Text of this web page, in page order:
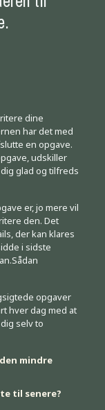
dine
har det med
en opgave.
udskiller
glad og tilfreds
er, jo mere vil
den. Det
der kan klares
i sidste
opgaver
hver dag med at
selv to
mindre
til senere?